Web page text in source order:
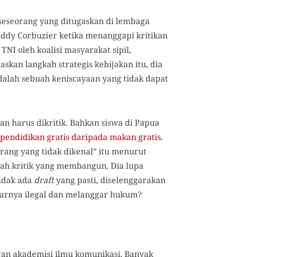
yang ditugaskan di lembaga
Corbuzier ketika menanggapi kritikan
oleh koalisi masyarakat sipil,
langkah strategis kebijakan itu, dia
sebuah keniscayaan yang tidak dapat
harus dikritik. Bahkan siswa di Papua
gratis daripada makan gratis.
yang tidak dikenal” itu menurut
kritik yang membangun. Dia lupa
ada draftyang pasti, diselenggarakan
ilegal dan melanggar hukum?
akademisi ilmu komunikasi. Banyak